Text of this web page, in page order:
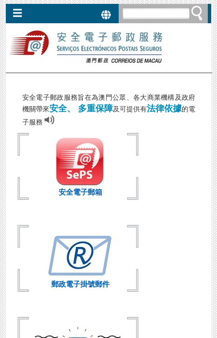
☰
服
務
全
郵
箱
►
政
子
►
認
郵
►
相
法
安全電子郵政服務旨在為澳門公眾、各大商業機構及政府
機關帶來安全、 多重保障及可提供有法律依據的電
子服務
安全電子郵箱
郵政電子掛號郵件